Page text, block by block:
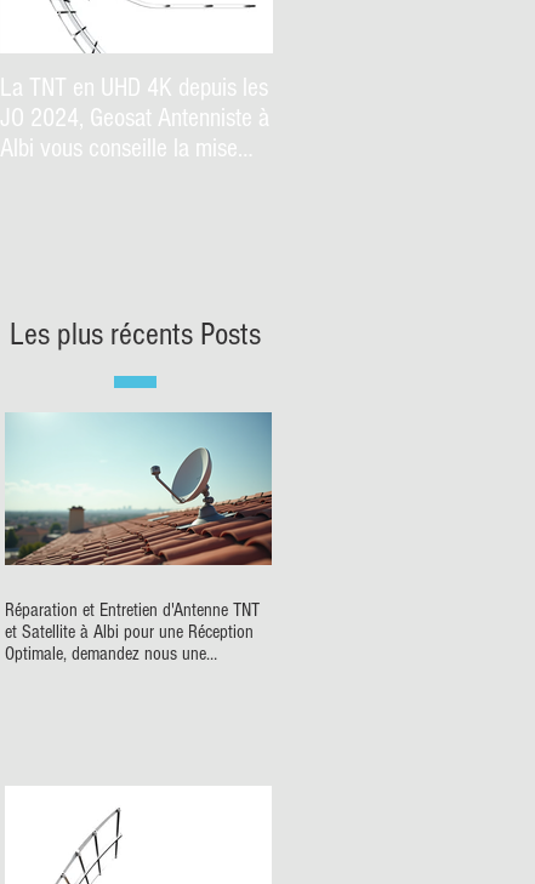
La TNT en UHD 4K depuis les
JO 2024, Geosat Antenniste à
Albi vous conseille la mise
Les plus récents Posts
Réparation et Entretien d'Antenne TNT
et Satellite à Albi pour une Réception
Optimale, demandez nous une